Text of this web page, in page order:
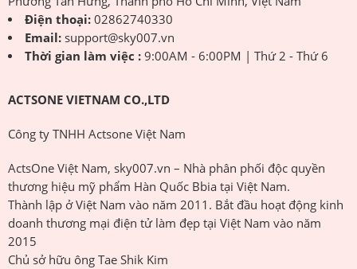
Điện thoại:02862740330
Email:support@sky007.vn
Thời gian làm việc :9:00AM - 6:00PM | Thứ 2 - Thứ 6
ACTSONE VIETNAM CO.,LTD
Công ty TNHH Actsone Việt Nam
ActsOne Việt Nam, sky007.vn – Nhà phân phối độc quyền
thương hiệu mỹ phẩm Hàn Quốc Bbia tại Việt Nam.
Thành lập ở Việt Nam vào năm 2011. Bắt đầu hoạt động kinh
doanh thương mại điện tử làm đẹp tại Việt Nam vào năm
2015
Chủ sở hữu ông Tae Shik Kim